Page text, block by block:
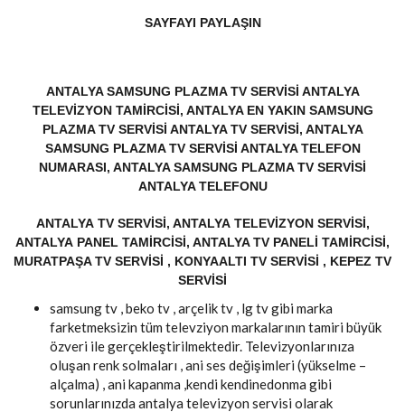
SAYFAYI PAYLAŞIN
ANTALYA SAMSUNG PLAZMA TV SERVISI ANTALYA
TELEVIZYON TAMIRCISI, ANTALYA EN YAKIN SAMSUNG
PLAZMA TV SERVISI ANTALYA TV SERVISI, ANTALYA
SAMSUNG PLAZMA TV SERVISI ANTALYA TELEFON
NUMARASI, ANTALYA SAMSUNG PLAZMA TV SERVISI
ANTALYA TELEFONU
ANTALYA TV SERVISI, ANTALYA TELEVIZYON SERVISI,
ANTALYA PANEL TAMIRCISI, ANTALYA TV PANELI TAMIRCISI,
MURATPAŞA TV SERVISI , KONYAALTI TV SERVISI , KEPEZ TV
SERVISI
samsung tv , beko tv , arçelik tv , lg tv gibi marka
farketmeksizin tüm televziyon markalarının tamiri büyük
özveri ile gerçekleştirilmektedir. Televizyonlarınıza
oluşan renk solmaları , ani ses değişimleri (yükselme –
alçalma) , ani kapanma ,kendi kendinedonma gibi
sorunlarınızda antalya televizyon servisi olarak